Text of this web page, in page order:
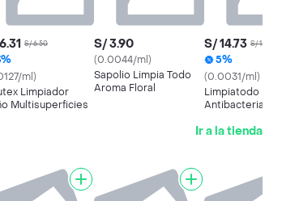
S/ 6.50
ml)
Limpiador
Multisuperficies
S/ 3.90
(0.0044/ml)
Sapolio Limpia Todo
Aroma Floral
S/ 14.73 S/ 15.50
5%
(0.0031/ml)
Limpiatodo
Antibacterial
Ir a la tienda